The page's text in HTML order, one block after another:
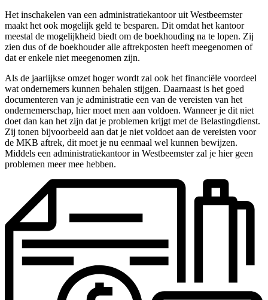
Het inschakelen van een administratiekantoor uit Westbeemster
maakt het ook mogelijk geld te besparen. Dit omdat het kantoor
meestal de mogelijkheid biedt om de boekhouding na te lopen. Zij
zien dus of de boekhouder alle aftrekposten heeft meegenomen of
dat er enkele niet meegenomen zijn.
Als de jaarlijkse omzet hoger wordt zal ook het financiële voordeel
wat ondernemers kunnen behalen stijgen. Daarnaast is het goed
documenteren van je administratie een van de vereisten van het
ondernemerschap, hier moet men aan voldoen. Wanneer je dit niet
doet dan kan het zijn dat je problemen krijgt met de Belastingdienst.
Zij tonen bijvoorbeeld aan dat je niet voldoet aan de vereisten voor
de MKB aftrek, dit moet je nu eenmaal wel kunnen bewijzen.
Middels een administratiekantoor in Westbeemster zal je hier geen
problemen meer mee hebben.